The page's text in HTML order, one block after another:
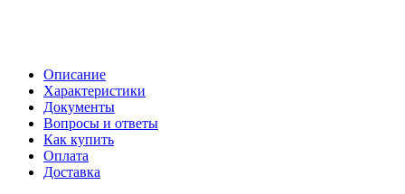
Описание
Характеристики
Документы
Вопросы и ответы
Как купить
Оплата
Доставка